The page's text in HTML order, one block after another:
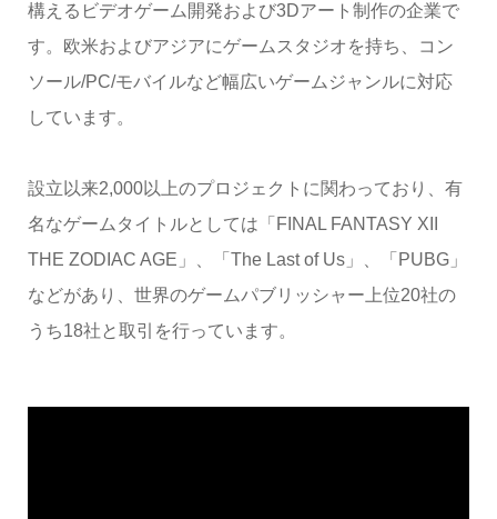
構えるビデオゲーム開発および3Dアート制作の企業で
す。欧米およびアジアにゲームスタジオを持ち、コン
ソール/PC/モバイルなど幅広いゲームジャンルに対応
しています。
設立以来2,000以上のプロジェクトに関わっており、有
名なゲームタイトルとしては「FINAL FANTASY XII
THE ZODIAC AGE」、「The Last of Us」、「PUBG」
などがあり、世界のゲームパブリッシャー上位20社の
うち18社と取引を行っています。